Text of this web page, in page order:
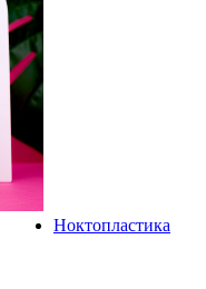
Ноктопластика